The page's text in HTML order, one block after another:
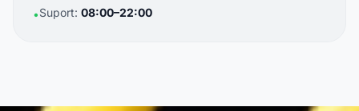
•Suport: 08:00–22:00